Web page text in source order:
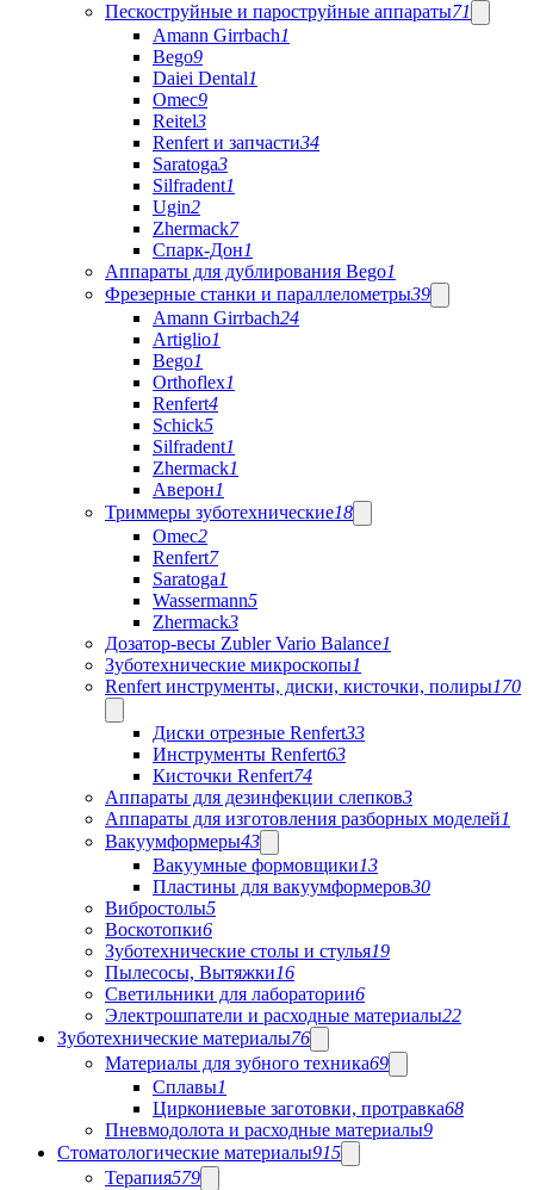
Пескоструйные и пароструйные аппараты71
Amann Girrbach1
Bego9
Daiei Dental1
Omec9
Reitel3
Renfert и запчасти34
Saratoga3
Silfradent1
Ugin2
Zhermack7
Спарк-Дон1
Аппараты для дублирования Bego1
Фрезерные станки и параллелометры39
Amann Girrbach24
Artiglio1
Bego1
Orthoflex1
Renfert4
Schick5
Silfradent1
Zhermack1
Аверон1
Триммеры зуботехнические18
Omec2
Renfert7
Saratoga1
Wassermann5
Zhermack3
Дозатор-весы Zubler Vario Balance1
Зуботехнические микроскопы1
Renfert инструменты, диски, кисточки, полиры170
Диски отрезные Renfert33
Инструменты Renfert63
Кисточки Renfert74
Аппараты для дезинфекции слепков3
Аппараты для изготовления разборных моделей1
Вакуумформеры43
Вакуумные формовщики13
Пластины для вакуумформеров30
Вибростолы5
Воскотопки6
Зуботехнические столы и стулья19
Пылесосы, Вытяжки16
Светильники для лаборатории6
Электрошпатели и расходные материалы22
Зуботехнические материалы76
Материалы для зубного техника69
Сплавы1
Циркониевые заготовки, протравка68
Пневмодолота и расходные материалы9
Стоматологические материалы915
Терапия579